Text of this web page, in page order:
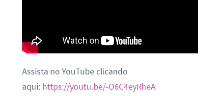
Assista no YouTube clicando
aqui: https://youtu.be/-O6C4eyRheA